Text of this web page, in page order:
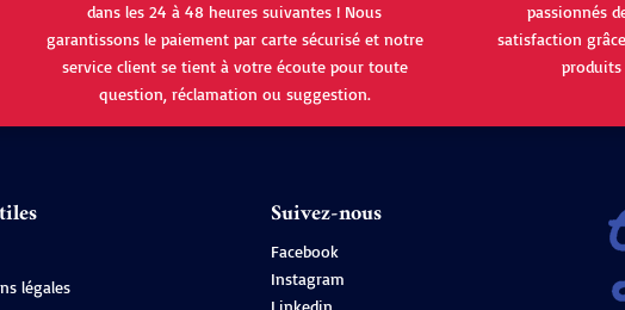
dans les 24 à 48 heures suivantes ! Nous
garantissons le paiement par carte sécurisé et notre
service client se tient à votre écoute pour toute
question, réclamation ou suggestion.
passionnés
satisfaction
produits
légales
Suivez-nous
Facebook
Instagram
Linkedin